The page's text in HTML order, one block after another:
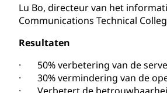
Lu Bo, directeur van het
Communications Technical
Resultaten
· 50% verbetering van de
· 30% vermindering van de
· Verbetert de